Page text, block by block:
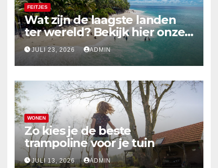
FEITJES
Wat zijn de laagste landen
ter wereld? Bekijk hier onze
top 10
JULI 23, 2026 ADMIN
WONEN
Zo kies je de beste
trampoline voor je tuin
JULI 13, 2026 ADMIN